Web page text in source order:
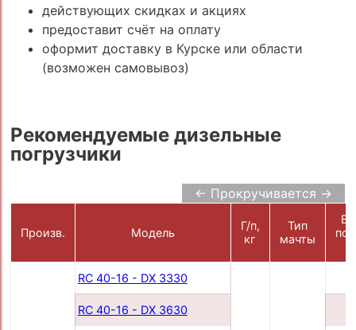
действующих скидках и акциях
предоставит счёт на оплату
оформит доставку в Курске или области
(возможен самовывоз)
Рекомендуемые дизельные
погрузчики
← Прокручивается →
Произв. Модель
Г/п,
кг
Тип
мачты
RC 40-16 - DX 3330
RC 40-16 - DX 3630